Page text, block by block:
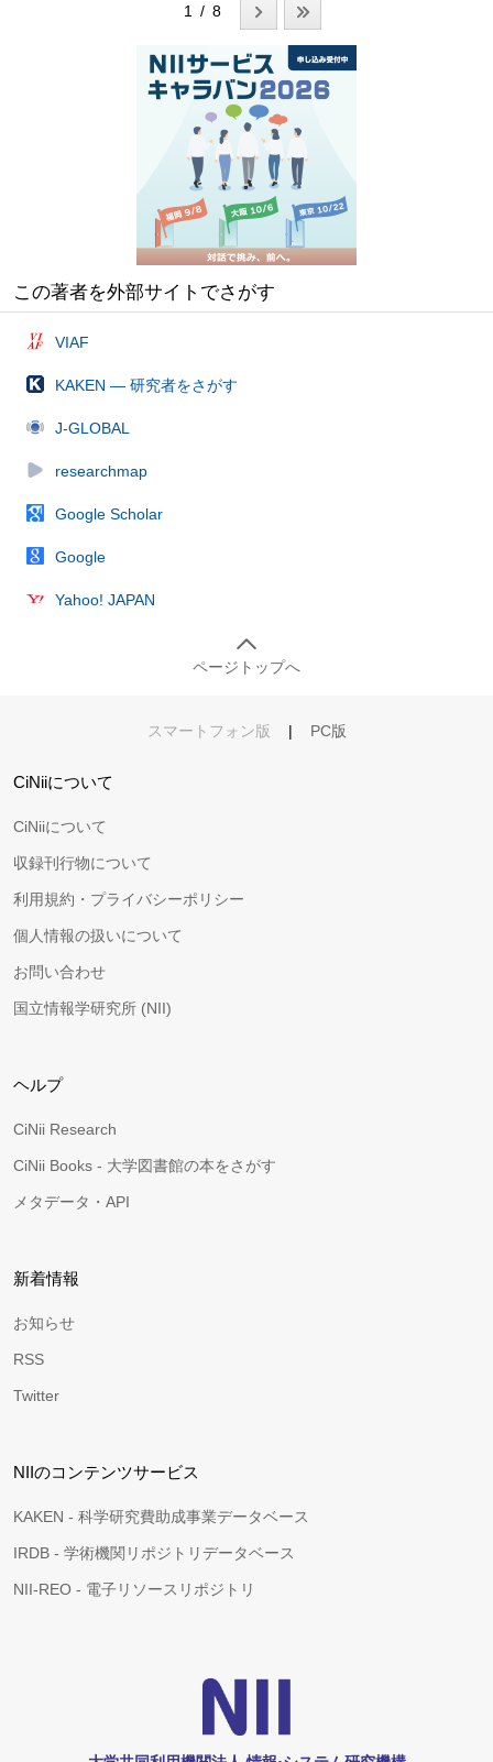
1 / 8
この著者を外部サイトでさがす
VIAF
KAKEN — 研究者をさがす
J-GLOBAL
researchmap
Google Scholar
Google
Yahoo! JAPAN
ページトップへ
スマートフォン版 | PC版
CiNiiについて
CiNiiについて
収録刊行物について
利用規約・プライバシーポリシー
個人情報の扱いについて
お問い合わせ
国立情報学研究所 (NII)
ヘルプ
CiNii Research
CiNii Books - 大学図書館の本をさがす
メタデータ・API
新着情報
お知らせ
RSS
Twitter
NIIのコンテンツサービス
KAKEN - 科学研究費助成事業データベース
IRDB - 学術機関リポジトリデータベース
NII-REO - 電子リソースリポジトリ